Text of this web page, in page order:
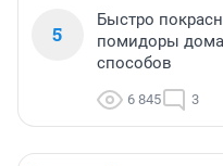
5
Быстро
помидоры
способов
6 845 3